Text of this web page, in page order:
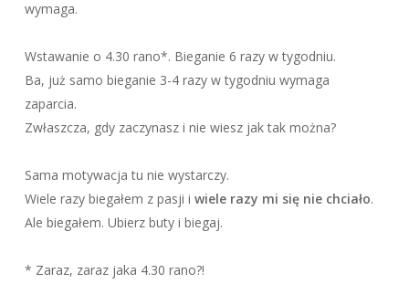
wymaga.
Wstawanie o 4.30 rano*. Bieganie 6 razy w tygodniu.
Ba, już samo bieganie 3-4 razy w tygodniu wymaga
zaparcia.
Zwłaszcza, gdy zaczynasz i nie wiesz jak tak można?
Sama motywacja tu nie wystarczy.
Wiele razy biegałem z pasji i wiele razy mi się nie chciało.
Ale biegałem. Ubierz buty i biegaj.
* Zaraz, zaraz jaka 4.30 rano?!